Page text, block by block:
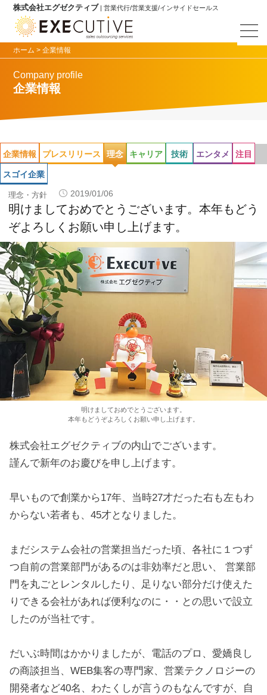
株式会社エグゼクティブ | 営業代行/営業支援/インサイドセールス
ホーム >企業情報
Company profile
企業情報
企業情報 プレスリリース 理念 キャリア 技術 エンタメ 注目
スゴイ企業
理念・方針 2019/01/06
明けましておめでとうございます。本年もどう
ぞよろしくお願い申し上げます。
明けましておめでとうございます。
本年もどうぞよろしくお願い申し上げます。
株式会社エグゼクティブの内山でございます。
謹んで新年のお慶びを申し上げます。
早いもので創業から17年、当時27才だった右も左もわ
からない若者も、45才となりました。
まだシステム会社の営業担当だった頃、各社に１つず
つ自前の営業部門があるのは非効率だと思い、 営業部
門を丸ごとレンタルしたり、足りない部分だけ使えた
りできる会社があれば便利なのに・・との思いで設立
したのが当社です。
だいぶ時間はかかりましたが、電話のプロ、愛嬌良し
の商談担当、WEB集客の専門家、営業テクノロジーの
開発者など40名、わたくしが言うのもなんですが、自